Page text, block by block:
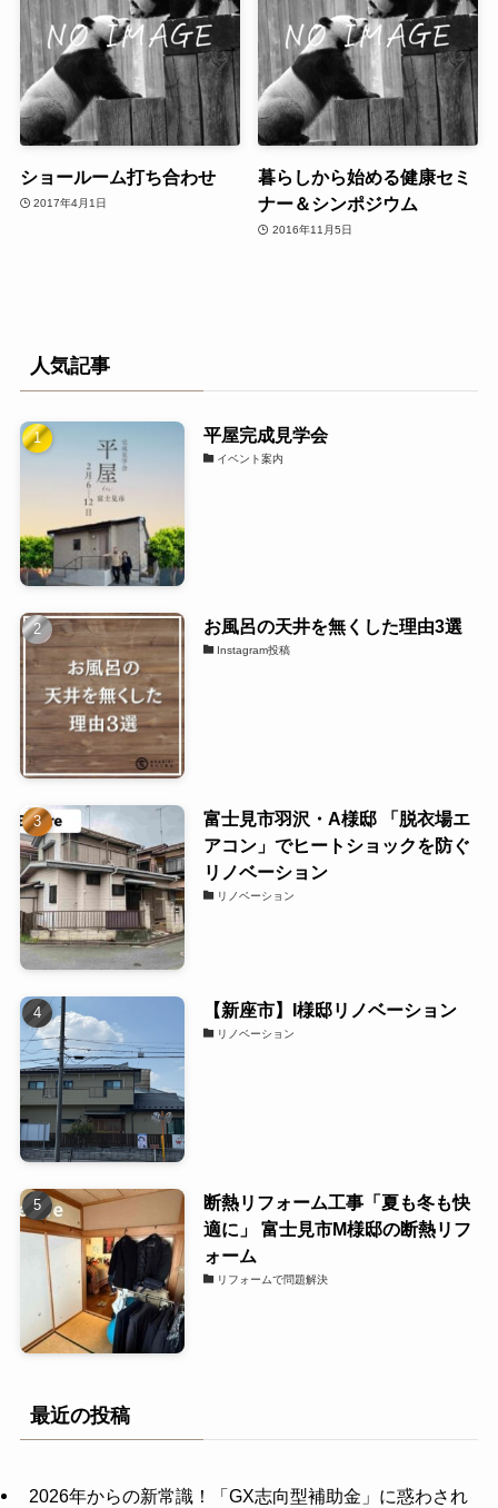
ショールーム打ち合わせ
2017年4月1日
暮らしから始める健康セミ
ナー＆シンポジウム
2016年11月5日
人気記事
平屋完成見学会
イベント案内
お風呂の天井を無くした理由3選
Instagram投稿
富士見市羽沢・A様邸 「脱衣場エ
アコン」でヒートショックを防ぐ
リノベーション
リノベーション
【新座市】I様邸リノベーション
リノベーション
断熱リフォーム工事「夏も冬も快
適に」 富士見市M様邸の断熱リフ
ォーム
リフォームで問題解決
最近の投稿
2026年からの新常識！「GX志向型補助金」に惑わされ